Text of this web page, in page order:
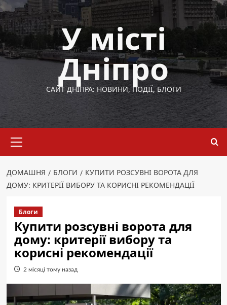
Перейти
до
вмісту
У місті
Дніпро
САЙТ ДНІПРА: НОВИНИ, ПОДІЇ, БЛОГИ
меню
ДОМАШНЯ БЛОГИ
КУПИТИ РОЗСУВНІ ВОРОТА ДЛЯ
ДОМУ: КРИТЕРІЇ ВИБОРУ ТА КОРИСНІ РЕКОМЕНДАЦІЇ
Блоги
Купити розсувні ворота для
дому: критерії вибору та
корисні рекомендації
2 місяці тому назад